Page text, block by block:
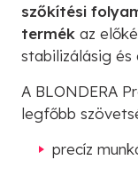
szőkítési
termék az
stabilizálásig és
A BLONDERA
legfőbb
precíz